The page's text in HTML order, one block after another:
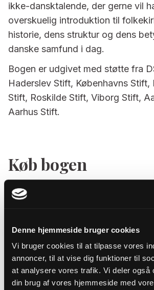
Denne hjemmeside bruger cookies
Vi bruger cookies til at tilpasse vores
annoncer, til at vise dig funktioner til
at analysere vores trafik. Vi deler også
din brug af vores hjemmeside med
ikke-dansktalende, der gerne vil
overskuelig introduktion til
historie, dens struktur og dens
danske samfund i dag.
Bogen er udgivet med støtte fra
Haderslev Stift, Københavns
Stift, Roskilde Stift, Viborg Stift,
Aarhus Stift.
Køb bogen
A brief Guide to
Af Rebekka Højmark
Aros Forlag - klik her for at gå til
hjemmeside